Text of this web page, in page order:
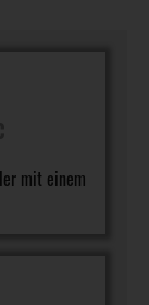
mit einem